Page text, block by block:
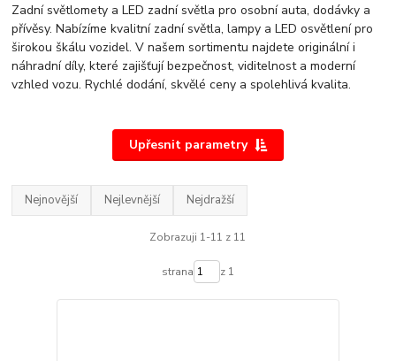
Zadní světlomety a LED zadní světla pro osobní auta, dodávky a
přívěsy. Nabízíme kvalitní zadní světla, lampy a LED osvětlení pro
širokou škálu vozidel. V našem sortimentu najdete originální i
náhradní díly, které zajišťují bezpečnost, viditelnost a moderní
vzhled vozu. Rychlé dodání, skvělé ceny a spolehlivá kvalita.
Upřesnit parametry
Nejnovější Nejlevnější Nejdražší
Zobrazuji 1-11 z 11
strana z 1